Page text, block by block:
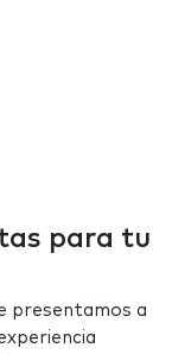
para tu
presentamos a